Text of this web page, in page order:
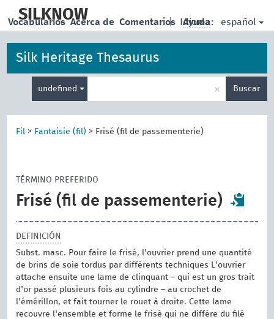
main
SILKNOW | Idioma: español
Vocabularios Acerca de Comentarios Ayuda
Silk Heritage Thesaurus
undefined × Buscar
Fil > Fantaisie (fil) > Frisé (fil de passementerie)
TÉRMINO PREFERIDO
Frisé (fil de passementerie)
DEFINICIÓN
Subst. masc. Pour faire le frisé, l'ouvrier prend une quantité
de brins de soie tordus par différents techniques L'ouvrier
attache ensuite une lame de clinquant – qui est un gros trait
d'or passé plusieurs fois au cylindre – au crochet de
l'émérillon, et fait tourner le rouet à droite. Cette lame
recouvre l'ensemble et forme le frisé qui ne diffère du filé